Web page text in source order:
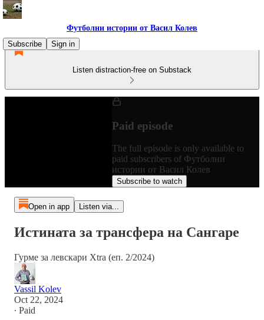
Футболни истории от Васил Колев
Subscribe
Sign in
Listen distraction-free on Substack
Paid episode
The full episode is only available to
paid subscribers of Футболни
истории от Васил Колев
Subscribe to watch
Open in app Listen via...
Истината за трансфера на Сангаре
Гурме за левскари Xtra (еп. 2/2024)
Vassil Kolev
Oct 22, 2024
∙ Paid